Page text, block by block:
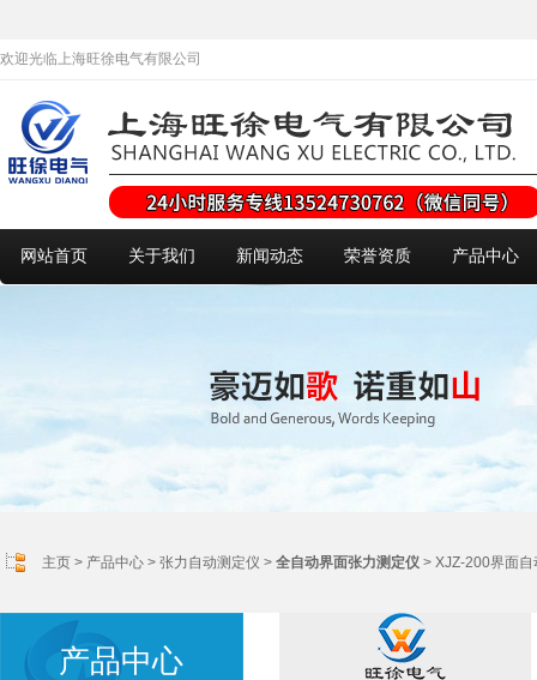
欢迎光临上海旺徐电气有限公司
网站首页 关于我们 新闻动态 荣誉资质 产品中心
主页 > 产品中心 > 张力自动测定仪 > 全自动界面张力测定仪 > XJZ-200界面
产品中心